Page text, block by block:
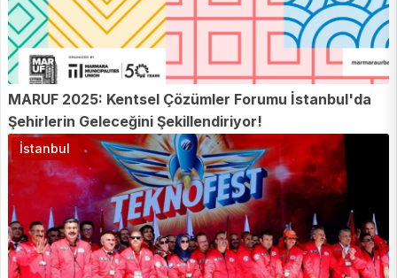
MARUF 2025: Kentsel Çözümler Forumu İstanbul'da
Şehirlerin Geleceğini Şekillendiriyor!
İstanbul